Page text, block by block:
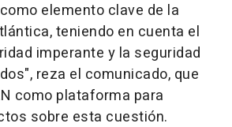
elemento clave de la
teniendo en cuenta el
imperante y la seguridad
reza el comunicado, que
como plataforma para
sobre esta cuestión.